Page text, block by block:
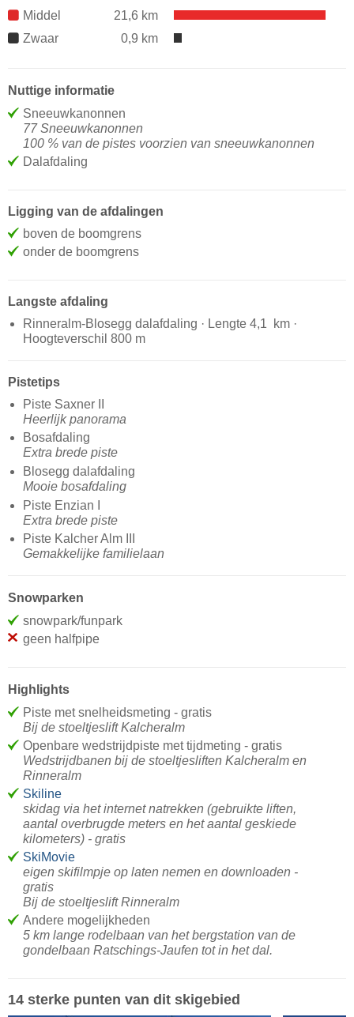
Middel
21,6 km
Zwaar
0,9 km
Nuttige informatie
Sneeuwkanonnen
77 Sneeuwkanonnen
100 % van de pistes voorzien van sneeuwkanonnen
Dalafdaling
Ligging van de afdalingen
boven de boomgrens
onder de boomgrens
Langste afdaling
Rinneralm-Blosegg dalafdaling · Lengte 4,1 km ·
Hoogteverschil 800 m
Pistetips
Piste Saxner II
Heerlijk panorama
Bosafdaling
Extra brede piste
Blosegg dalafdaling
Mooie bosafdaling
Piste Enzian I
Extra brede piste
Piste Kalcher Alm III
Gemakkelijke familielaan
Snowparken
snowpark/funpark
geen halfpipe
Highlights
Piste met snelheidsmeting - gratis
Bij de stoeltjeslift Kalcheralm
Openbare wedstrijdpiste met tijdmeting - gratis
Wedstrijdbanen bij de stoeltjesliften Kalcheralm en
Rinneralm
Skiline
skidag via het internet natrekken (gebruikte liften,
aantal overbrugde meters en het aantal geskiede
kilometers) - gratis
SkiMovie
eigen skifilmpje op laten nemen en downloaden -
gratis
Bij de stoeltjeslift Rinneralm
Andere mogelijkheden
5 km lange rodelbaan van het bergstation van de
gondelbaan Ratschings-Jaufen tot in het dal.
14 sterke punten van dit skigebied